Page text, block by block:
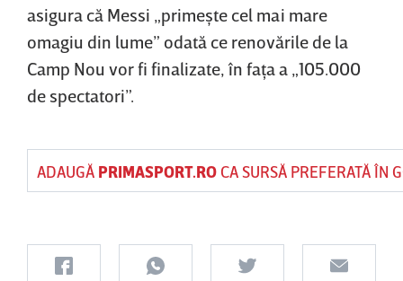
asigura că Messi „primeşte cel mai mare
omagiu din lume” odată ce renovările de la
Camp Nou vor fi finalizate, în faţa a „105.000
de spectatori”.
ADAUGĂ PRIMASPORT.ROCA SURSĂ PREFERATĂ ÎN